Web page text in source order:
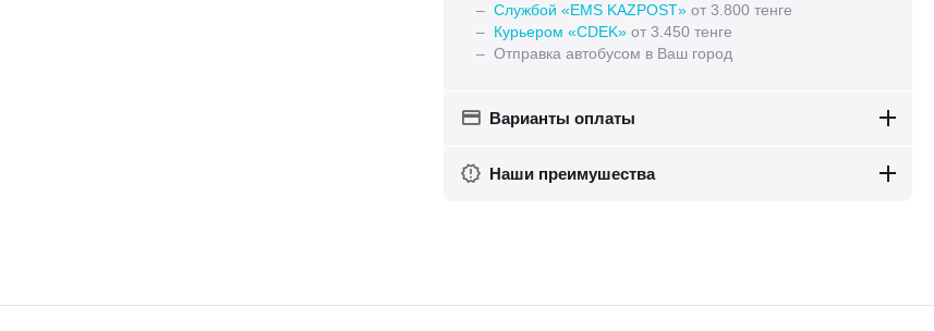
– Службой «EMS KAZPOST» от 3.800 тенге
– Курьером «CDEK» от 3.450 тенге
– Отправка автобусом в Ваш город
Варианты оплаты
Наши преимушества